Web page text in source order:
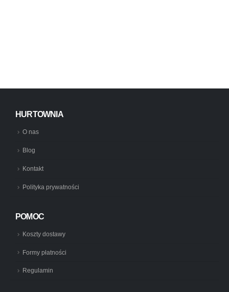
HURTOWNIA
O nas
Blog
Kontakt
Polityka prywatności
POMOC
Koszty dostawy
Formy płatności
Regulamin